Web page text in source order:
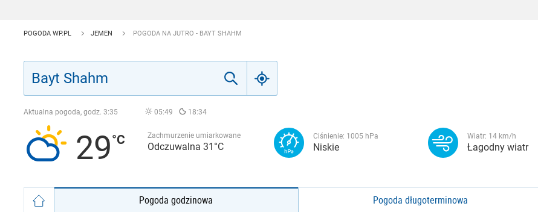
POGODA WP.PL JEMEN POGODA NA JUTRO - BAYT SHAHM
Aktualna pogoda, godz. 3:35 05:49 18:34
29 Zachmurzenie umiarkowane
Odczuwalna 31°C
Ciśnienie: 1005 hPa
Niskie
Wiatr: 14 km/h
Łagodny wiatr
Pogoda godzinowa Pogoda długoterminowa